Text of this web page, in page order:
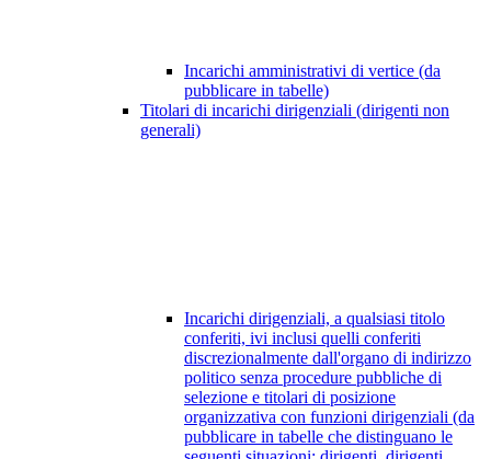
Incarichi amministrativi di vertice (da
pubblicare in tabelle)
Titolari di incarichi dirigenziali (dirigenti non
generali)
Incarichi dirigenziali, a qualsiasi titolo
conferiti, ivi inclusi quelli conferiti
discrezionalmente dall'organo di indirizzo
politico senza procedure pubbliche di
selezione e titolari di posizione
organizzativa con funzioni dirigenziali (da
pubblicare in tabelle che distinguano le